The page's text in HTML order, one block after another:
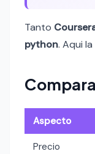
Tanto
python. Aqui
Aspecto
Precio